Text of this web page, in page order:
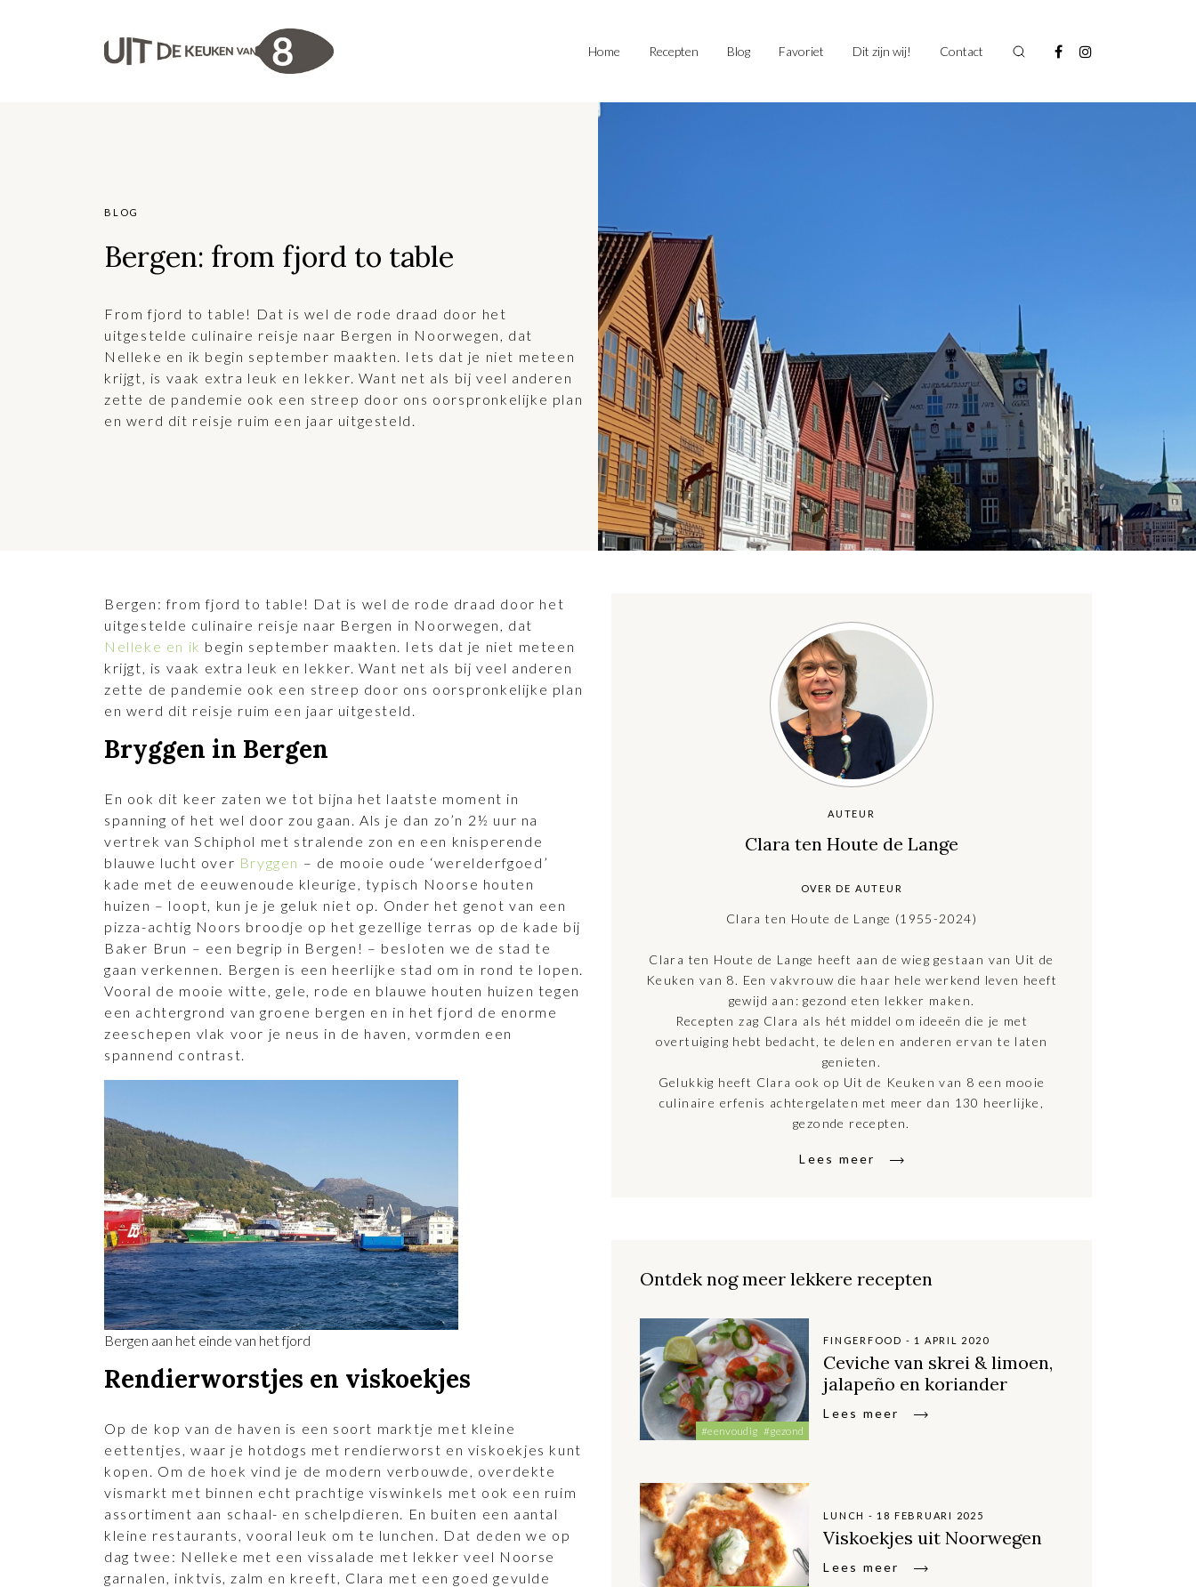
Home Recepten Blog Favoriet Dit zijn wij! Contact
BLOG
Bergen: from fjord to table
From fjord to table! Dat is wel de rode draad door het
uitgestelde culinaire reisje naar Bergen in Noorwegen, dat
Nelleke en ik begin september maakten. Iets dat je niet meteen
krijgt, is vaak extra leuk en lekker. Want net als bij veel anderen
zette de pandemie ook een streep door ons oorspronkelijke plan
en werd dit reisje ruim een jaar uitgesteld.
Bergen: from fjord to table! Dat is wel de rode draad door het
uitgestelde culinaire reisje naar Bergen in Noorwegen, dat
Nelleke en ik begin september maakten. Iets dat je niet meteen
krijgt, is vaak extra leuk en lekker. Want net als bij veel anderen
zette de pandemie ook een streep door ons oorspronkelijke plan
en werd dit reisje ruim een jaar uitgesteld.
Bryggen in Bergen
En ook dit keer zaten we tot bijna het laatste moment in
spanning of het wel door zou gaan. Als je dan zo’n 2½ uur na
vertrek van Schiphol met stralende zon en een knisperende
blauwe lucht over Bryggen – de mooie oude ‘werelderfgoed’
kade met de eeuwenoude kleurige, typisch Noorse houten
huizen – loopt, kun je je geluk niet op. Onder het genot van een
pizza-achtig Noors broodje op het gezellige terras op de kade bij
Baker Brun – een begrip in Bergen! – besloten we de stad te
gaan verkennen. Bergen is een heerlijke stad om in rond te lopen.
Vooral de mooie witte, gele, rode en blauwe houten huizen tegen
een achtergrond van groene bergen en in het fjord de enorme
zeeschepen vlak voor je neus in de haven, vormden een
spannend contrast.
Bergen aan het einde van het fjord
Rendierworstjes en viskoekjes
Op de kop van de haven is een soort marktje met kleine
eettentjes, waar je hotdogs met rendierworst en viskoekjes kunt
kopen. Om de hoek vind je de modern verbouwde, overdekte
vismarkt met binnen echt prachtige viswinkels met ook een ruim
assortiment aan schaal- en schelpdieren. En buiten een aantal
kleine restaurants, vooral leuk om te lunchen. Dat deden we op
dag twee: Nelleke met een vissalade met lekker veel Noorse
garnalen, inktvis, zalm en kreeft, Clara met een goed gevulde
AUTEUR
Clara ten Houte de Lange
OVER DE AUTEUR
Clara ten Houte de Lange (1955-2024)
Clara ten Houte de Lange heeft aan de wieg gestaan van Uit de
Keuken van 8. Een vakvrouw die haar hele werkend leven heeft
gewijd aan: gezond eten lekker maken.
Recepten zag Clara als hét middel om ideeën die je met
overtuiging hebt bedacht, te delen en anderen ervan te laten
genieten.
Gelukkig heeft Clara ook op Uit de Keuken van 8 een mooie
culinaire erfenis achtergelaten met meer dan 130 heerlijke,
gezonde recepten.
Lees meer
Ontdek nog meer lekkere recepten
#eenvoudig #gezond
FINGERFOOD - 1 APRIL 2020
Ceviche van skrei & limoen,
jalapeño en koriander
Lees meer
LUNCH - 18 FEBRUARI 2025
Viskoekjes uit Noorwegen
Lees meer